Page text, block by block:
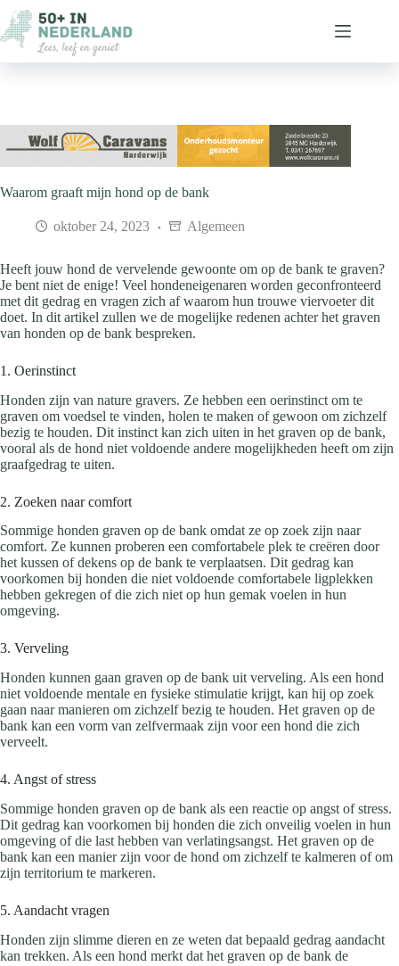
naar
de
inhoud
Waarom graaft mijn hond op de bank
oktober 24, 2023 Algemeen
Heeft jouw hond de vervelende gewoonte om op de bank te graven?
Je bent niet de enige! Veel hondeneigenaren worden geconfronteerd
met dit gedrag en vragen zich af waarom hun trouwe viervoeter dit
doet. In dit artikel zullen we de mogelijke redenen achter het graven
van honden op de bank bespreken.
1. Oerinstinct
Honden zijn van nature gravers. Ze hebben een oerinstinct om te
graven om voedsel te vinden, holen te maken of gewoon om zichzelf
bezig te houden. Dit instinct kan zich uiten in het graven op de bank,
vooral als de hond niet voldoende andere mogelijkheden heeft om zijn
graafgedrag te uiten.
2. Zoeken naar comfort
Sommige honden graven op de bank omdat ze op zoek zijn naar
comfort. Ze kunnen proberen een comfortabele plek te creëren door
het kussen of dekens op de bank te verplaatsen. Dit gedrag kan
voorkomen bij honden die niet voldoende comfortabele ligplekken
hebben gekregen of die zich niet op hun gemak voelen in hun
omgeving.
3. Verveling
Honden kunnen gaan graven op de bank uit verveling. Als een hond
niet voldoende mentale en fysieke stimulatie krijgt, kan hij op zoek
gaan naar manieren om zichzelf bezig te houden. Het graven op de
bank kan een vorm van zelfvermaak zijn voor een hond die zich
verveelt.
4. Angst of stress
Sommige honden graven op de bank als een reactie op angst of stress.
Dit gedrag kan voorkomen bij honden die zich onveilig voelen in hun
omgeving of die last hebben van verlatingsangst. Het graven op de
bank kan een manier zijn voor de hond om zichzelf te kalmeren of om
zijn territorium te markeren.
5. Aandacht vragen
Honden zijn slimme dieren en ze weten dat bepaald gedrag aandacht
kan trekken. Als een hond merkt dat het graven op de bank de